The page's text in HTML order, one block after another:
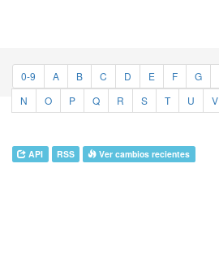
0-9 A B C D E F G
N
O P Q R S T U V
API RSS Ver cambios recientes